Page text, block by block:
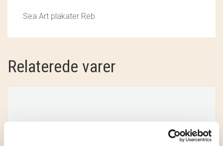
THYA
ANDRE BRANDS
Sea Art plakater Reb
Relaterede varer